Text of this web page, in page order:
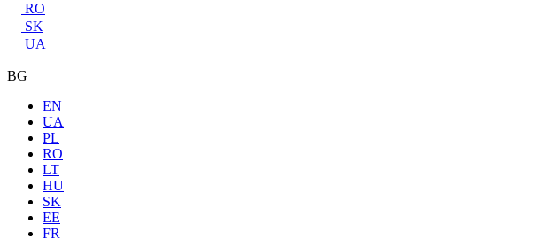
RO
SK
UA
BG
EN
UA
PL
RO
LT
HU
SK
EE
FR